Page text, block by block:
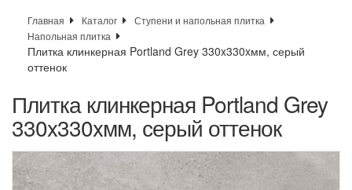
Главная Каталог
Ступени и напольная плитка
Напольная плитка
Плитка клинкерная Portland Grey 330x330xмм, серый
оттенок
Плитка клинкерная Portland Grey
330x330xмм, серый оттенок